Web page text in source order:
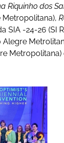
Riquinho dos
Metropolitana),
SIA -24-26 (SI
Alegre
Metropolitana)